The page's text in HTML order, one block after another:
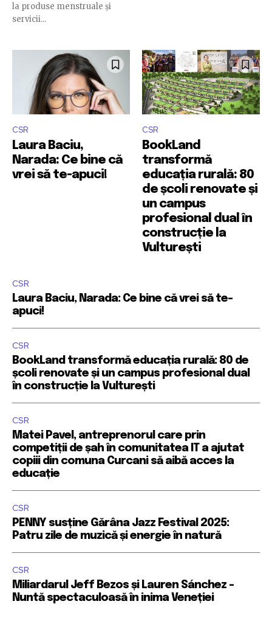
la produse menstruale și
servicii...
CSR
Laura Baciu,
Narada: Ce bine că
vrei să te-apuci!
CSR
BookLand
transformă
educația rurală: 80
de școli renovate și
un campus
profesional dual în
construcție la
Vulturești
CSR
Laura Baciu, Narada: Ce bine că vrei să te-
apuci!
CSR
BookLand transformă educația rurală: 80 de
școli renovate și un campus profesional dual
în construcție la Vulturești
CSR
Matei Pavel, antreprenorul care prin
competiții de șah în comunitatea IT a ajutat
copiii din comuna Curcani să aibă acces la
educație
CSR
PENNY susține Gărâna Jazz Festival 2025:
Patru zile de muzică și energie în natură
CSR
Miliardarul Jeff Bezos și Lauren Sánchez –
Nuntă spectaculoasă în inima Veneției